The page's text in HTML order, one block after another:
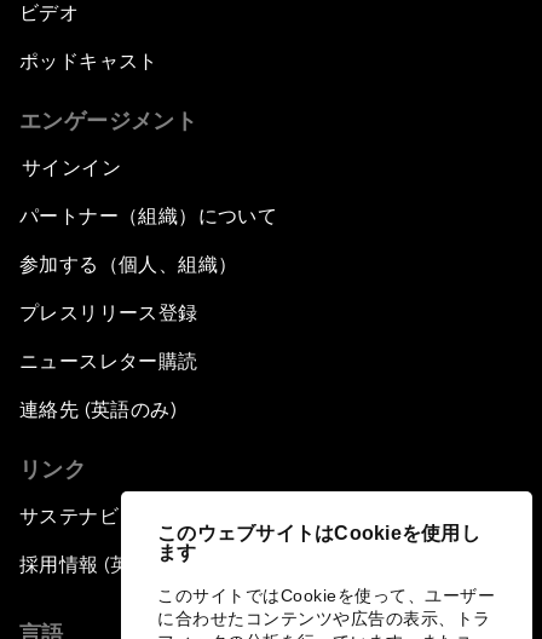
このウェブサイトはCookieを使用し
ます
このサイトではCookieを使って、ユーザー
に合わせたコンテンツや広告の表示、トラ
ビデオ
ポッドキャスト
エンゲージメント
サインイン
パートナー（組織）について
参加する（個人、組織）
プレスリリース登録
ニュースレター購読
連絡先 (英語のみ)
リンク
サステナビリティへの取り組み
採用情報 (英語のみ)
言語